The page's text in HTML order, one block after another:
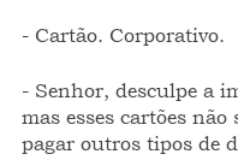
- Cartão. Corporativo.
- Senhor, desculpe a
mas esses cartões não
pagar outros tipos de